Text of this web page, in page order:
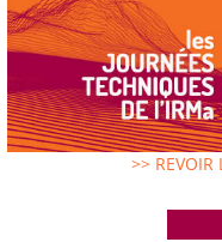
>> REVOIR